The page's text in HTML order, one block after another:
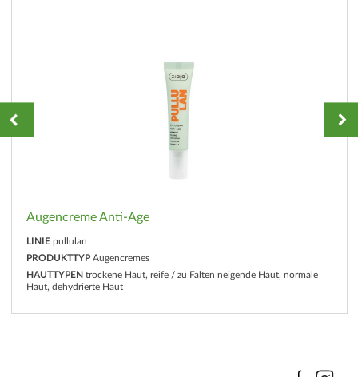
Augencreme Anti-Age
LINIE pullulan
PRODUKTTYP Augencremes
HAUTTYPEN trockene Haut, reife / zu Falten neigende Haut, normale
Haut, dehydrierte Haut